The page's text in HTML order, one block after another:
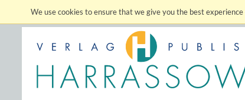
We use cookies to ensure that we give you the best